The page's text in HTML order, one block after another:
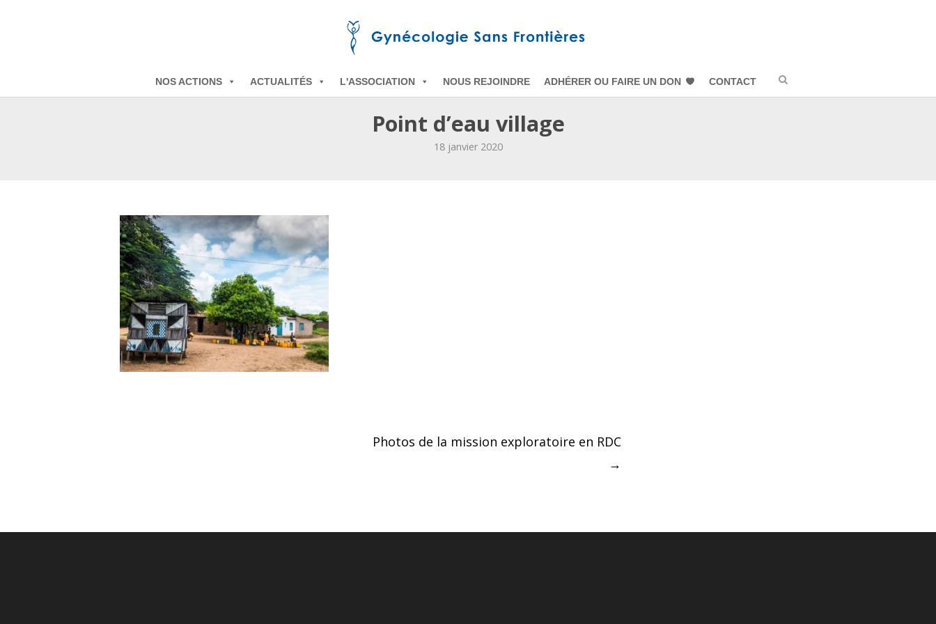
L'ASSOCIATION
NOS ACTIONS ACTUALITÉS NOUS REJOINDRE ADHÉRER OU FAIRE UN DON CONTACT
Point d’eau village
18 janvier 2020
Photos de la mission exploratoire en RDC
→